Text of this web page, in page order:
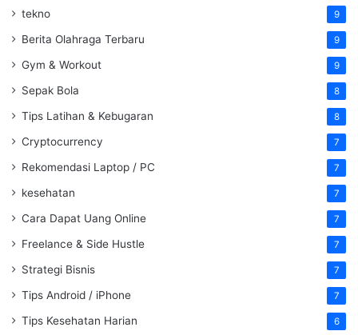
tekno 9
Berita Olahraga Terbaru 9
Gym & Workout 9
Sepak Bola 8
Tips Latihan & Kebugaran 8
Cryptocurrency 7
Rekomendasi Laptop / PC 7
kesehatan 7
Cara Dapat Uang Online 7
Freelance & Side Hustle 7
Strategi Bisnis 7
Tips Android / iPhone 7
Tips Kesehatan Harian 6